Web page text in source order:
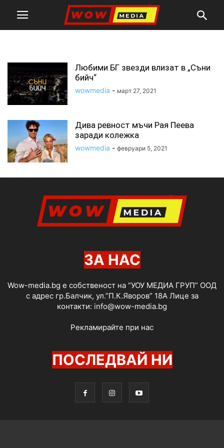
Любими БГ звезди влизат в „Съни
бийч“
wowmedia - март 27, 2021
Дива ревност мъчи Рая Пеева
заради колежка
wowmedia - февруари 5, 2021
ЗА НАС
Wow-media.bg е собственост на “УОУ МЕДИА ГРУП” ООД
с адрес гр.Балчик, ул.”П.К.Яворов” 18А Лице за
контакти: info@wow-media.bg
Рекламирайте при нас
ПОСЛЕДВАЙ НИ